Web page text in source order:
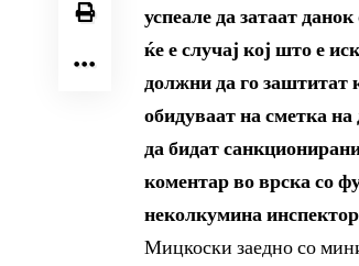
успеале да затаат
ќе е случај кој што е
должни да го заштитат
обидуваат на сметка
да бидат
коментар во врска со
неколкумина
Мицкоски заедно со